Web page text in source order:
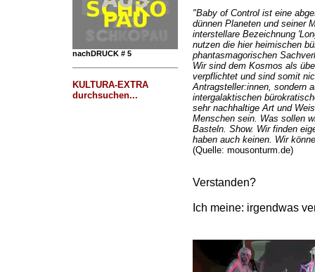
nachDRUCK # 5
KULTURA-EXTRA
durchsuchen...
"Baby of Control ist eine
dünnen Planeten und seiner
interstellare Bezeichnung
nutzen die hier heimischen
phantasmagorischen
Wir sind dem Kosmos als
verpflichtet und sind somit
Antragsteller:innen, sondern
intergalaktischen
sehr nachhaltige Art und
Menschen sein. Was sollen
Basteln. Show. Wir finden
haben auch keinen. Wir
(Quelle: mousonturm.de)
Verstanden?
Ich meine: irgendwas